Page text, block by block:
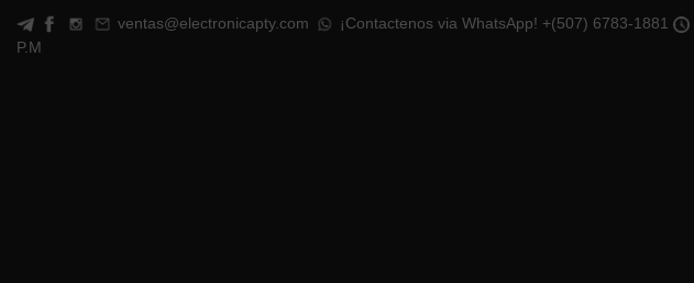
ventas@electronicapty.com ¡Contactenos via WhatsApp! +(507) 6783-1881
P.M